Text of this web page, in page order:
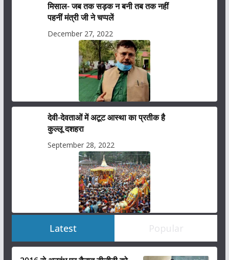
मिसाल- जब तक सड़क न बनी तब तक नहीं
पहनीं मंत्री जी ने चप्पलें
December 27, 2022
देवी-देवताओं में अटूट आस्था का प्रतीक है
कुल्लू दशहरा
September 28, 2022
Latest Popular